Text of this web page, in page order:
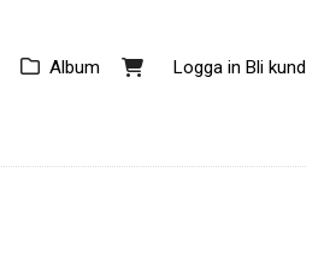
Logga in Bli kund
Album